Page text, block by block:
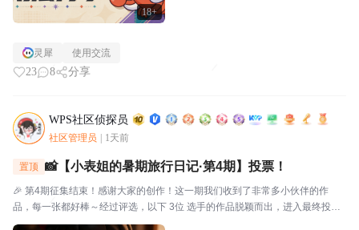
18+
灵犀 使用交流
23 8 分享
WPS社区侦探员
社区管理员 1天前
置顶 📸【小表姐的暑期旅行日记·第4期】投票！
🎉 第4期征集结束！感谢大家的创作！这一期我们收到了非常多小伙伴的作
品，每一张都好棒～经过评选，以下 3位 选手的作品脱颖而出，进入最终投
票！🗳️ 入选作品🔴作品编号.01：【故宫月色·手帐拾光】创作者：帅羊帅提示